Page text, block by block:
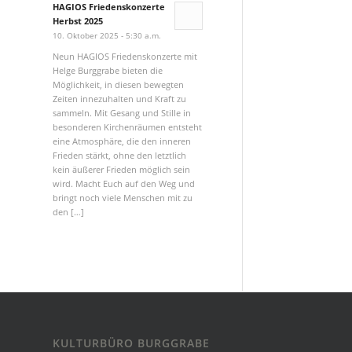
HAGIOS Friedenskonzerte
Herbst 2025
10. Oktober 2025 - 5:30 a.m.
Neun HAGIOS Friedenskonzerte mit
Helge Burggrabe bieten die
Möglichkeit, in diesen bewegten
Zeiten innezuhalten und Kraft zu
sammeln. Mit Gesang und Stille in
besonderen Kirchenräumen entsteht
eine Atmosphäre, die den inneren
Frieden stärkt, ohne den letztlich
kein äußerer Frieden möglich sein
wird. Macht Euch auf den Weg und
bringt noch viele Menschen mit zu
den […]
KULTURBÜRO BURGGRABE